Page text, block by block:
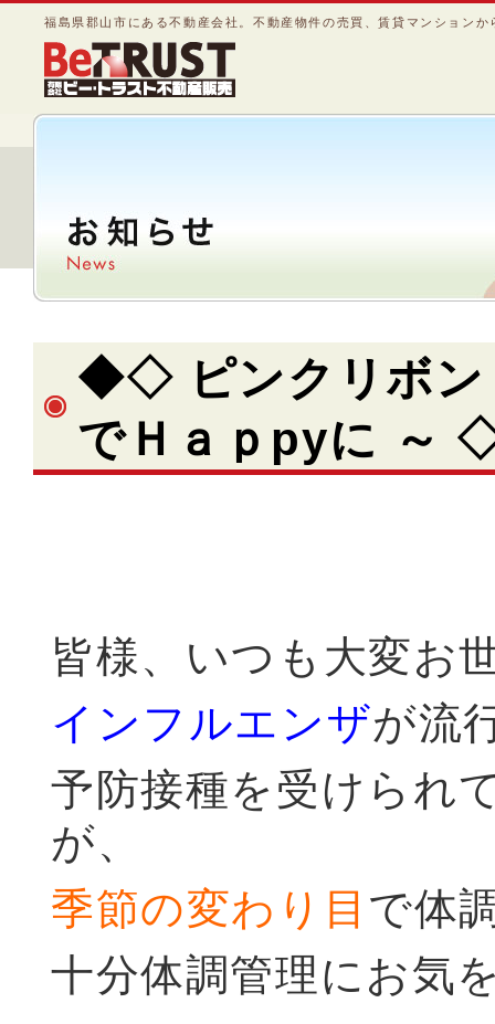
福島県郡山市にある不動産会社。不動産物件の売買、賃貸マンション
◆◇ ピンクリボン
でＨａｐpyに ～
皆様、いつも大変お
インフルエンザが流
予防接種を受けられ
が、
季節の変わり目 で体
十分体調管理にお気